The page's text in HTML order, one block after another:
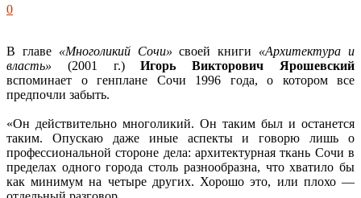
0
В главе «Многоликий Сочи» своей книги «Архитектура и
власть» (2001 г.)Игорь Викторович Ярошевский
вспоминает о генплане Сочи 1996 года, о котором все
предпочли забыть.
«Он действительно многоликий. Он таким был и останется
таким. Опускаю даже иные аспекты и говорю лишь о
профессиональной стороне дела: архитектурная ткань Сочи в
пределах одного города столь разнообразна, что хватило бы
как минимум на четыре других. Хорошо это, или плохо —